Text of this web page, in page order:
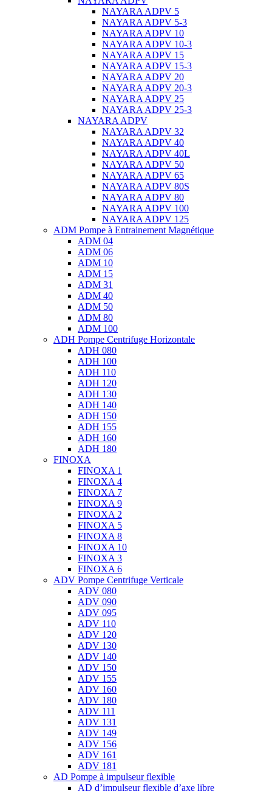
NAYARA ADPV 5
NAYARA ADPV 5-3
NAYARA ADPV 10
NAYARA ADPV 10-3
NAYARA ADPV 15
NAYARA ADPV 15-3
NAYARA ADPV 20
NAYARA ADPV 20-3
NAYARA ADPV 25
NAYARA ADPV 25-3
NAYARA ADPV
NAYARA ADPV 32
NAYARA ADPV 40
NAYARA ADPV 40L
NAYARA ADPV 50
NAYARA ADPV 65
NAYARA ADPV 80S
NAYARA ADPV 80
NAYARA ADPV 100
NAYARA ADPV 125
ADM Pompe à Entrainement Magnétique
ADM 04
ADM 06
ADM 10
ADM 15
ADM 31
ADM 40
ADM 50
ADM 80
ADM 100
ADH Pompe Centrifuge Horizontale
ADH 080
ADH 100
ADH 110
ADH 120
ADH 130
ADH 140
ADH 150
ADH 155
ADH 160
ADH 180
FINOXA
FINOXA 1
FINOXA 4
FINOXA 7
FINOXA 9
FINOXA 2
FINOXA 5
FINOXA 8
FINOXA 10
FINOXA 3
FINOXA 6
ADV Pompe Centrifuge Verticale
ADV 080
ADV 090
ADV 095
ADV 110
ADV 120
ADV 130
ADV 140
ADV 150
ADV 155
ADV 160
ADV 180
ADV 111
ADV 131
ADV 149
ADV 156
ADV 161
ADV 181
AD Pompe à impulseur flexible
AD d’impulseur flexible d’axe libre